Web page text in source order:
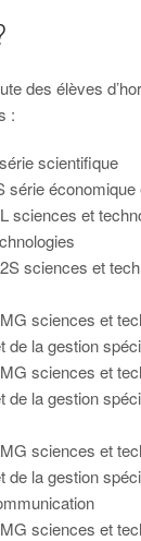
des élèves
:
scientifique
série économique
sciences et
sciences et
sciences et
de la gestion
sciences et
de la gestion
sciences et
de la gestion
sciences et